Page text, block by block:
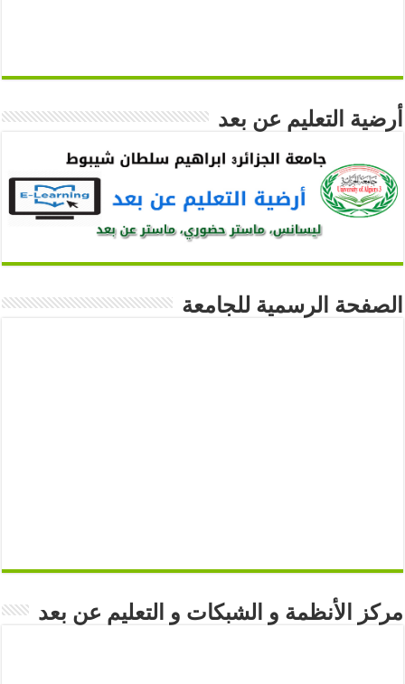
أرضية التعليم عن بعد
الصفحة الرسمية للجامعة
مركز الأنظمة و الشبكات و التعليم عن بعد